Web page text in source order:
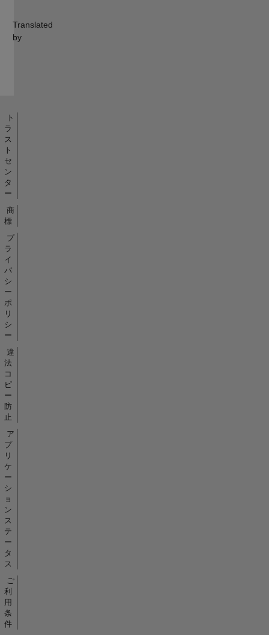
Translated
by
ト
ラ
ス
ト
セ
ン
タ
ー
商
標
プ
ラ
イ
バ
シ
ー
ポ
リ
シ
ー
違
法
コ
ピ
ー
防
止
ア
プ
リ
ケ
ー
シ
ョ
ン
ス
テ
ー
タ
ス
ご
利
用
条
件